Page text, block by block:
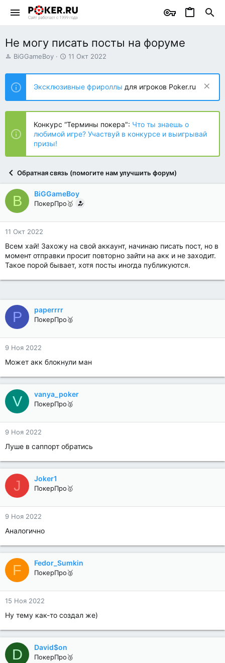
Не могу писать посты на форуме
А
т
о
р
т
е
ы
BiGGameBoy
Д
т
н
а
ч
л
а
11 Окт 2022
Эксклюзивные фрироллы для игроков Poker.ru
Конкурс “Термины покера": Что ты знаешь о
любимой игре? Участвуй в конкурсе и выигрывай
призы!
Обратная связь (помогите нам улучшить форум)
B BiGGameBoy
ПокерПро🥇
11 Окт 2022
Всем хай! Захожу на свой аккаунт, начинаю писать пост, но в
момент отправки просит повторно зайти на акк и не заходит.
Такое порой бывает, хотя посты иногда публикуются.
P paperrrr
ПокерПро🥈
9 Ноя 2022
Может акк блокнули ман
V vanya_poker
ПокерПро🥈
9 Ноя 2022
Луше в саппорт обратись
J Joker1
ПокерПро🥇
9 Ноя 2022
Аналогично
F Fedor_Sumkin
ПокерПро🥈
15 Ноя 2022
Ну тему как-то создал же)
D David$on
ПокерПро🥉